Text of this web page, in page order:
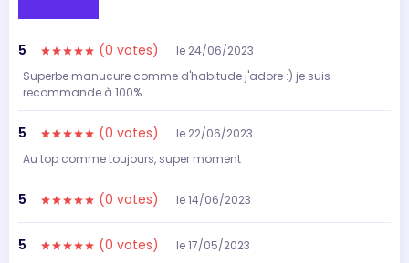
5 starstarstarstarstar (0 votes)
le 24/06/2023
Superbe manucure comme d'habitude j'adore :) je suis
recommande à 100%
5 starstarstarstarstar (0 votes)
le 22/06/2023
Au top comme toujours, super moment
5 starstarstarstarstar (0 votes) le 14/06/2023
5 starstarstarstarstar (0 votes) le 17/05/2023